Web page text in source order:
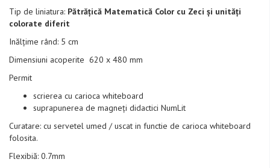
Tip de liniatura: Pătrățică Matematică Color cu Zeci și unități
colorate diferit
Inălțime rând: 5 cm
Dimensiuni acoperite 620 x 480 mm
Permit
scrierea cu carioca whiteboard
suprapunerea de magneți didactici NumLit
Curatare: cu servetel umed / uscat in functie de carioca whiteboard
folosita.
Flexibiă: 0.7mm